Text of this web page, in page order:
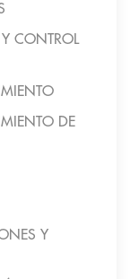
CONTROL
DE
Y